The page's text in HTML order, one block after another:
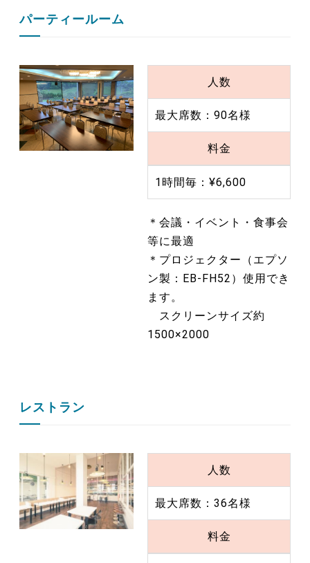
パーティールーム
人数
最大席数：90名様
料金
1時間毎：¥6,600
＊会議・イベント・食事会
等に最適
＊プロジェクター（エプソ
ン製：EB-FH52）使用でき
ます。
スクリーンサイズ約
1500×2000
レストラン
人数
最大席数：36名様
料金